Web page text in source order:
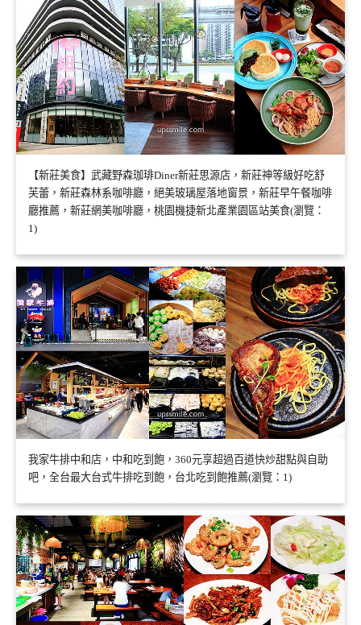
【新莊美食】武藏野森珈琲Diner新莊思源店，新莊神等級好吃舒
芙蕾，新莊森林系咖啡廳，絕美玻璃屋落地窗景，新莊早午餐咖啡
廳推薦，新莊網美咖啡廳，桃園機捷新北產業園區站美食(瀏覽：
1)
我家牛排中和店，中和吃到飽，360元享超過百道快炒甜點與自助
吧，全台最大台式牛排吃到飽，台北吃到飽推薦(瀏覽：1)